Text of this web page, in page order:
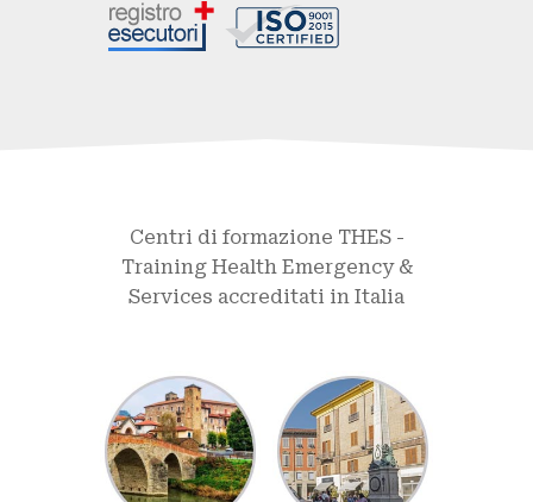
Centri di formazione THES -
Training Health Emergency &
Services accreditati in Italia